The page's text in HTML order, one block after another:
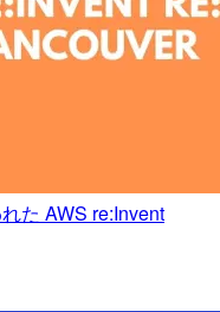
た AWS re:Invent